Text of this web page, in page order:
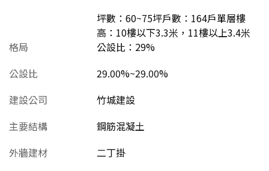
格局
坪數：60~75坪戶數：164戶單層樓
高：10樓以下3.3米，11樓以上3.4米
公設比：29%
公設比
29.00%~29.00%
建設公司
竹城建設
主要結構
鋼筋混凝土
外牆建材
二丁掛